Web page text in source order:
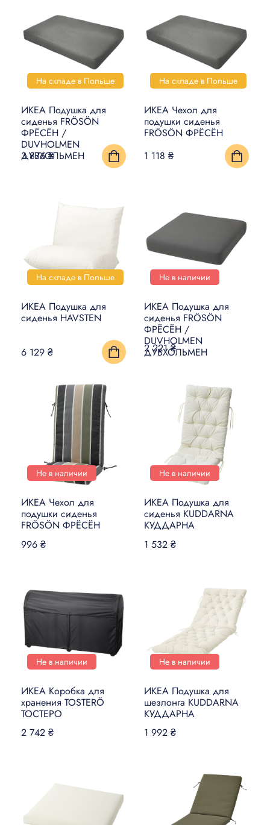
На складе в Польше
ИКЕА Подушка для
сиденья FRÖSÖN
ФРЁСЁН /
DUVHOLMEN
ДУВХОЛЬМЕН
3 876 ₴
На складе в Польше
ИКЕА Чехол для
подушки сиденья
FRÖSÖN ФРЁСЁН
1 118 ₴
На складе в Польше
ИКЕА Подушка для
сиденья HAVSTEN
6 129 ₴
Не в наличии
ИКЕА Подушка для
сиденья FRÖSÖN
ФРЁСЁН /
DUVHOLMEN
ДУВХОЛЬМЕН
2 221 ₴
Не в наличии
ИКЕА Чехол для
подушки сиденья
FRÖSÖN ФРЁСЁН
996 ₴
Не в наличии
ИКЕА Подушка для
сиденья KUDDARNA
КУДДАРНА
1 532 ₴
Не в наличии
ИКЕА Коробка для
хранения TOSTERÖ
ТОСТЕРО
2 742 ₴
Не в наличии
ИКЕА Подушка для
шезлонга KUDDARNA
КУДДАРНА
1 992 ₴